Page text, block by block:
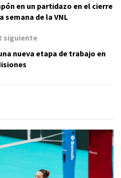
en un partidazo en el cierre
semana de la VNL
siguiente
nueva etapa de trabajo en